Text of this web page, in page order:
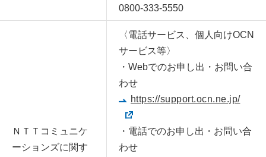
0800-333-5550
ＮＴＴコミュニケ
ーションズに関す
〈電話サービス、個人向けOCN
サービス等〉
・Webでのお申し出・お問い合
わせ
https://support.ocn.ne.jp/
・電話でのお申し出・お問い合
わせ